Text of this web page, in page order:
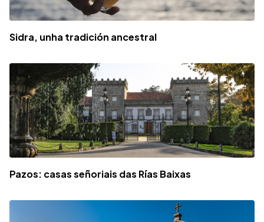
Sidra, unha tradición ancestral
Pazos: casas señoriais das Rías Baixas